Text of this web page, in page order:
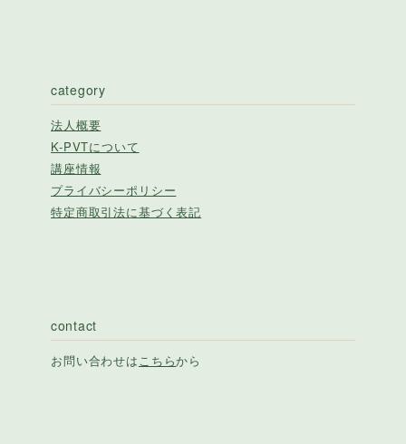
category
法人概要
K-PVTについて
講座情報
プライバシーポリシー
特定商取引法に基づく表記
contact
お問い合わせはこちらから